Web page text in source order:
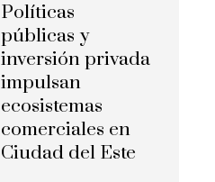
Políticas
públicas y
inversión privada
impulsan
ecosistemas
comerciales en
Ciudad del Este